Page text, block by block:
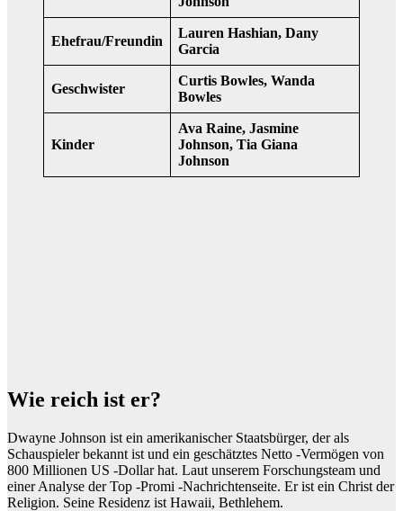
Ehefrau/Freundin
Lauren Hashian, Dany
Garcia
Geschwister
Curtis Bowles, Wanda
Bowles
Kinder
Ava Raine, Jasmine
Johnson, Tia Giana
Johnson
Wie reich ist er?
Dwayne Johnson ist ein amerikanischer Staatsbürger, der als
Schauspieler bekannt ist und ein geschätztes Netto -Vermögen von
800 Millionen US -Dollar hat. Laut unserem Forschungsteam und
einer Analyse der Top -Promi -Nachrichtenseite. Er ist ein Christ der
Religion. Seine Residenz ist Hawaii, Bethlehem.